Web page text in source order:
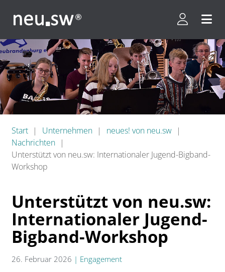
Start Unternehmen
neues! von neu.sw
Nachrichten
Unterstützt von neu.sw: Internationaler Jugend-Bigband-
Workshop
Unterstützt von neu.sw:
Internationaler Jugend-
Bigband-Workshop
26. Februar 2026 | Engagement